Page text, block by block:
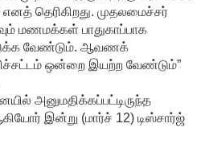
தெரிகிறது. முதலமைச்சர்
மணமக்கள் பாதுகாப்பாக
வேண்டும். ஆவணக்
ஒன்றை இயற்ற வேண்டும்”
அனுமதிக்கப்பட்டிருந்த
இன்று (மார்ச் 12) டிஸ்சார்ஜ்